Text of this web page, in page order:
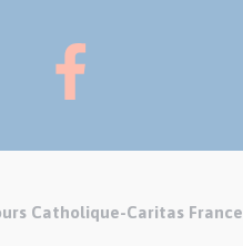
Catholique-Caritas France